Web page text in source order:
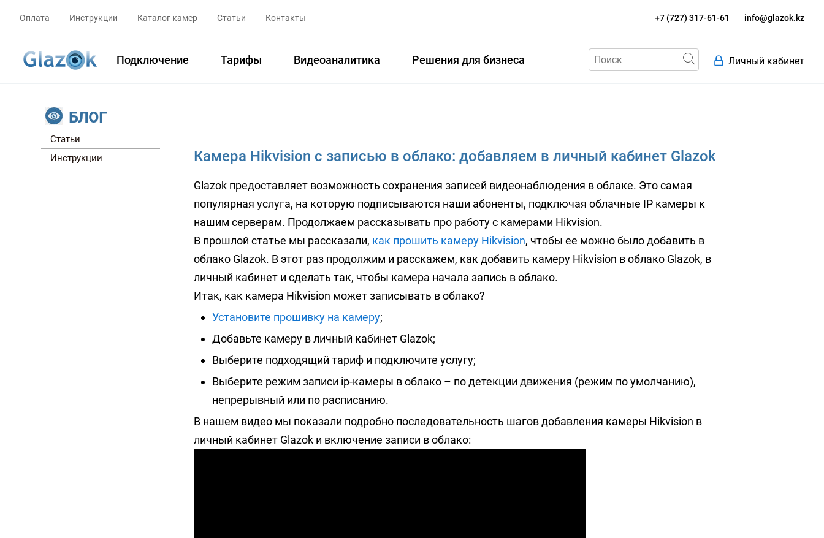
Оплата Инструкции Каталог камер Статьи Контакты +7 (727) 317-61-61 info@glazok.kz
Подключение Тарифы Видеоаналитика Решения для бизнеса Личный кабинет
Камера Hikvision с записью в облако: добавляем в личный кабинет Glazok
Glazok предоставляет возможность сохранения записей видеонаблюдения в облаке. Это самая
популярная услуга, на которую подписываются наши абоненты, подключая облачные IP камеры к
нашим серверам. Продолжаем рассказывать про работу с камерами Hikvision.
В прошлой статье мы рассказали, как прошить камеру Hikvision, чтобы ее можно было добавить в
облако Glazok. В этот раз продолжим и расскажем, как добавить камеру Hikvision в облако Glazok, в
личный кабинет и сделать так, чтобы камера начала запись в облако.
Итак, как камера Hikvision может записывать в облако?
Установите прошивку на камеру;
Добавьте камеру в личный кабинет Glazok;
Выберите подходящий тариф и подключите услугу;
Выберите режим записи ip-камеры в облако – по детекции движения (режим по умолчанию),
непрерывный или по расписанию.
В нашем видео мы показали подробно последовательность шагов добавления камеры Hikvision в
личный кабинет Glazok и включение записи в облако:
БЛОГ
Статьи
Инструкции